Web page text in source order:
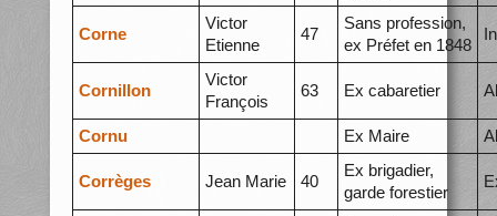
Corne
Victor
Etienne
47
Sans profession,
ex Préfet en 1848
Cornillon
Victor
François
63 Ex cabaretier
Cornu Ex Maire
Corrèges Jean Marie 40
Ex brigadier,
garde forestier